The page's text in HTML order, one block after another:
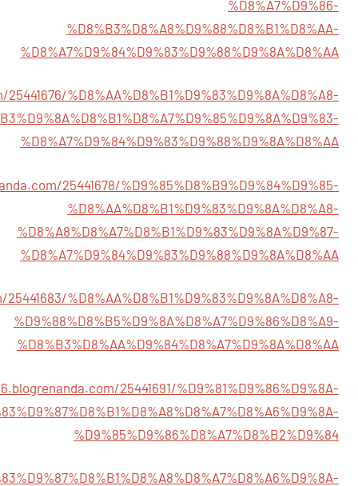
%D8%A7%D9%86-
%D8%B3%D8%A8%D9%88%D8%B1%D8%AA-
%D8%A7%D9%84%D9%83%D9%88%D9%8A%D8%AA
%D8%AA%D8%B1%D9%83%D9%8A%D8%A8-
%D8%A7%D9%84%D9%83%D9%88%D9%8A%D8%AA
25441678/%D9%85%D8%B9%D9%84%D9%85-
%D8%AA%D8%B1%D9%83%D9%8A%D8%A8-
%D8%A8%D8%A7%D8%B1%D9%83%D9%8A%D9%87-
%D8%A7%D9%84%D9%83%D9%88%D9%8A%D8%AA
%D8%AA%D8%B1%D9%83%D9%8A%D8%A8-
%D9%88%D8%B5%D9%8A%D8%A7%D9%86%D8%A9-
%D8%B3%D8%AA%D9%84%D8%A7%D9%8A%D8%AA
25441691/%D9%81%D9%86%D9%8A-
%D9%85%D9%86%D8%A7%D8%B2%D9%84